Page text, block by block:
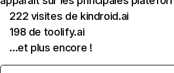
222 visites de kindroid.ai
198 de toolify.ai
...et plus encore !